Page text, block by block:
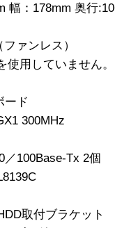
幅：178mm 奥行
ァンレス）
使用していません。
ード
300MHz
／100Base-Tx 2個
取付ブラケット